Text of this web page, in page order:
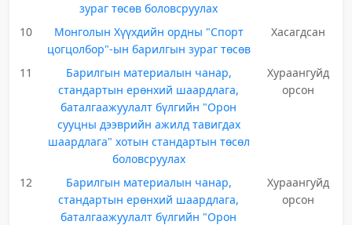
зураг төсөв боловсруулах
10
Монголын Хүүхдийн ордны "Спорт
цогцолбор"-ын барилгын зураг төсөв
Хасагдсан
11
Барилгын материалын чанар,
стандартын ерөнхий шаардлага,
баталгаажуулалт бүлгийн "Орон
сууцны дээврийн ажилд тавигдах
шаардлага" хотын стандартын төсөл
боловсруулах
Хураангуйд
орсон
12
Барилгын материалын чанар,
стандартын ерөнхий шаардлага,
баталгаажуулалт бүлгийн "Орон
Хураангуйд
орсон